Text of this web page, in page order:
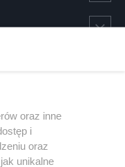
oraz inne
i
oraz
unikalne